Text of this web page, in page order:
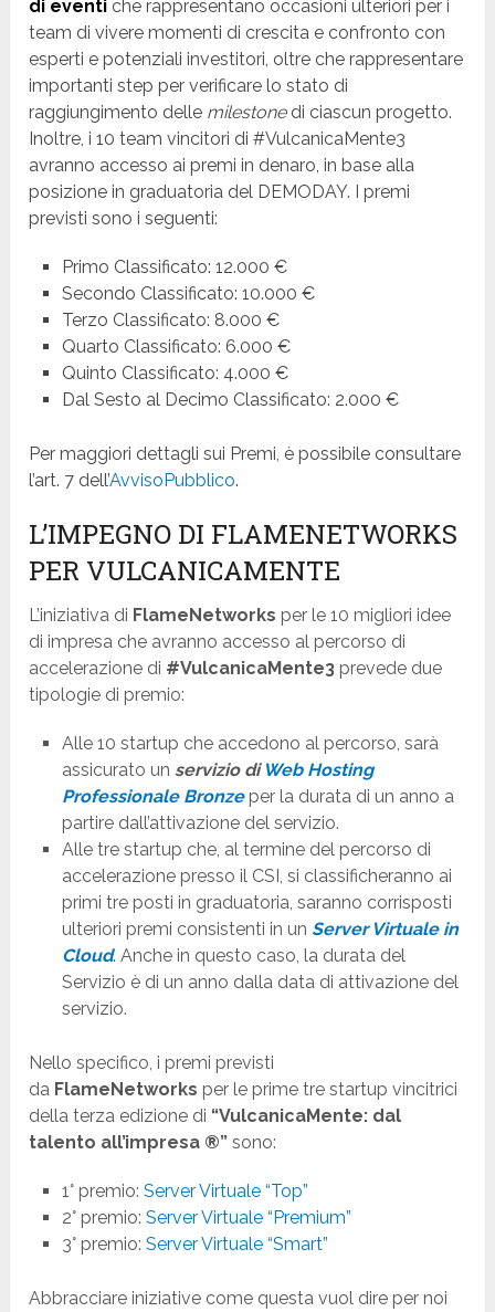
di eventi che rappresentano occasioni ulteriori per i
team di vivere momenti di crescita e confronto con
esperti e potenziali investitori, oltre che rappresentare
importanti step per verificare lo stato di
raggiungimento delle milestonedi ciascun progetto.
Inoltre, i 10 team vincitori di #VulcanicaMente3
avranno accesso ai premi in denaro, in base alla
posizione in graduatoria del DEMODAY. I premi
previsti sono i seguenti:
Primo Classificato: 12.000 €
Secondo Classificato: 10.000 €
Terzo Classificato: 8.000 €
Quarto Classificato: 6.000 €
Quinto Classificato: 4.000 €
Dal Sesto al Decimo Classificato: 2.000 €
Per maggiori dettagli sui Premi, è possibile consultare
l’art. 7 dell’AvvisoPubblico.
L’IMPEGNO DI FLAMENETWORKS
PER VULCANICAMENTE
L’iniziativa di FlameNetworks per le 10 migliori idee
di impresa che avranno accesso al percorso di
accelerazione di #VulcanicaMente3 prevede due
tipologie di premio:
Alle 10 startup che accedono al percorso, sarà
assicurato un servizio di Web Hosting
Professionale Bronzeper la durata di un anno a
partire dall’attivazione del servizio.
Alle tre startup che, al termine del percorso di
accelerazione presso il CSI, si classificheranno ai
primi tre posti in graduatoria, saranno corrisposti
ulteriori premi consistenti in unServer Virtuale in
Cloud. Anche in questo caso, la durata del
Servizio è di un anno dalla data di attivazione del
servizio.
Nello specifico, i premi previsti
da FlameNetworks per le prime tre startup vincitrici
della terza edizione di “VulcanicaMente: dal
talento all’impresa ®” sono:
1° premio:Server Virtuale “Top”
2° premio:Server Virtuale “Premium”
3° premio:Server Virtuale “Smart”
Abbracciare iniziative come questa vuol dire per noi